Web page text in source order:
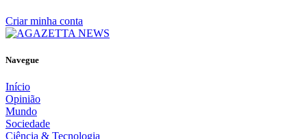
Criar minha conta
Navegue
Início
Opinião
Mundo
Sociedade
Ciência & Tecnologia